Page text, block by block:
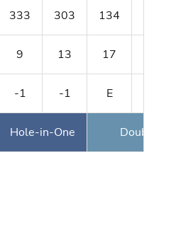
333 303 134
9 13 17
-1 -1 E
Hole-in-One Double